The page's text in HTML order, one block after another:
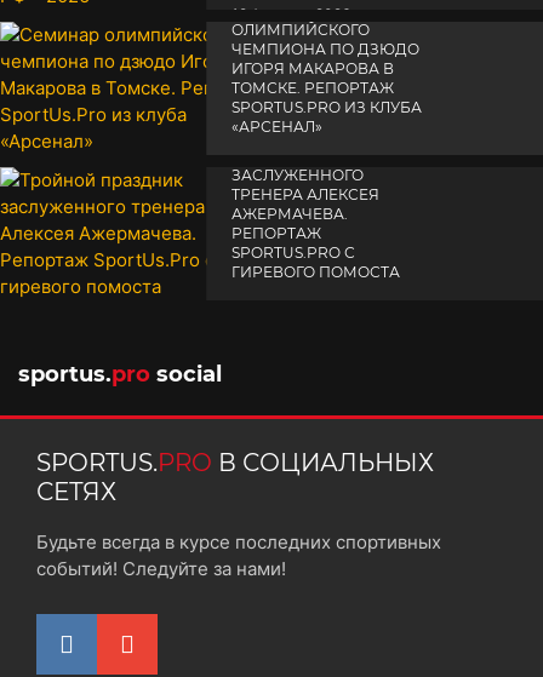
19 февраля 2026
СЕМИНАР
ОЛИМПИЙСКОГО
ЧЕМПИОНА ПО ДЗЮДО
ИГОРЯ МАКАРОВА В
ТОМСКЕ. РЕПОРТАЖ
SPORTUS.PRO ИЗ КЛУБА
«АРСЕНАЛ»
ЗАСЛУЖЕННОГО
ТРЕНЕРА АЛЕКСЕЯ
АЖЕРМАЧЕВА.
РЕПОРТАЖ
SPORTUS.PRO С
ГИРЕВОГО ПОМОСТА
sportus.pro social
SPORTUS.PRO В СОЦИАЛЬНЫХ
СЕТЯХ
Будьте всегда в курсе последних спортивных
событий! Следуйте за нами!